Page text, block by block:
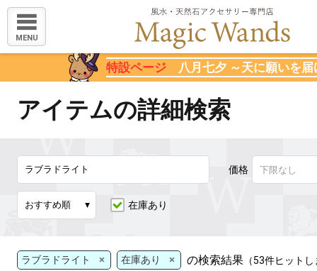
MENU
特設ページ 八月七夕 ～天に願いを届
アイテムの詳細検索
価格
在庫あり
ラブラドライト × 在庫あり × の検索結果 （53件ヒット